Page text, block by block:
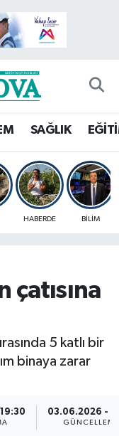
SAĞLIK
HABERDE BİLİM
çatısına
5 katlı bir
binaya zarar
03.06.2026 -